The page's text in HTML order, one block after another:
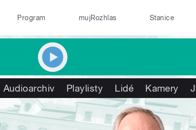
Program mujRozhlas Stanice
Audioarchiv Playlisty Lidé Kamery